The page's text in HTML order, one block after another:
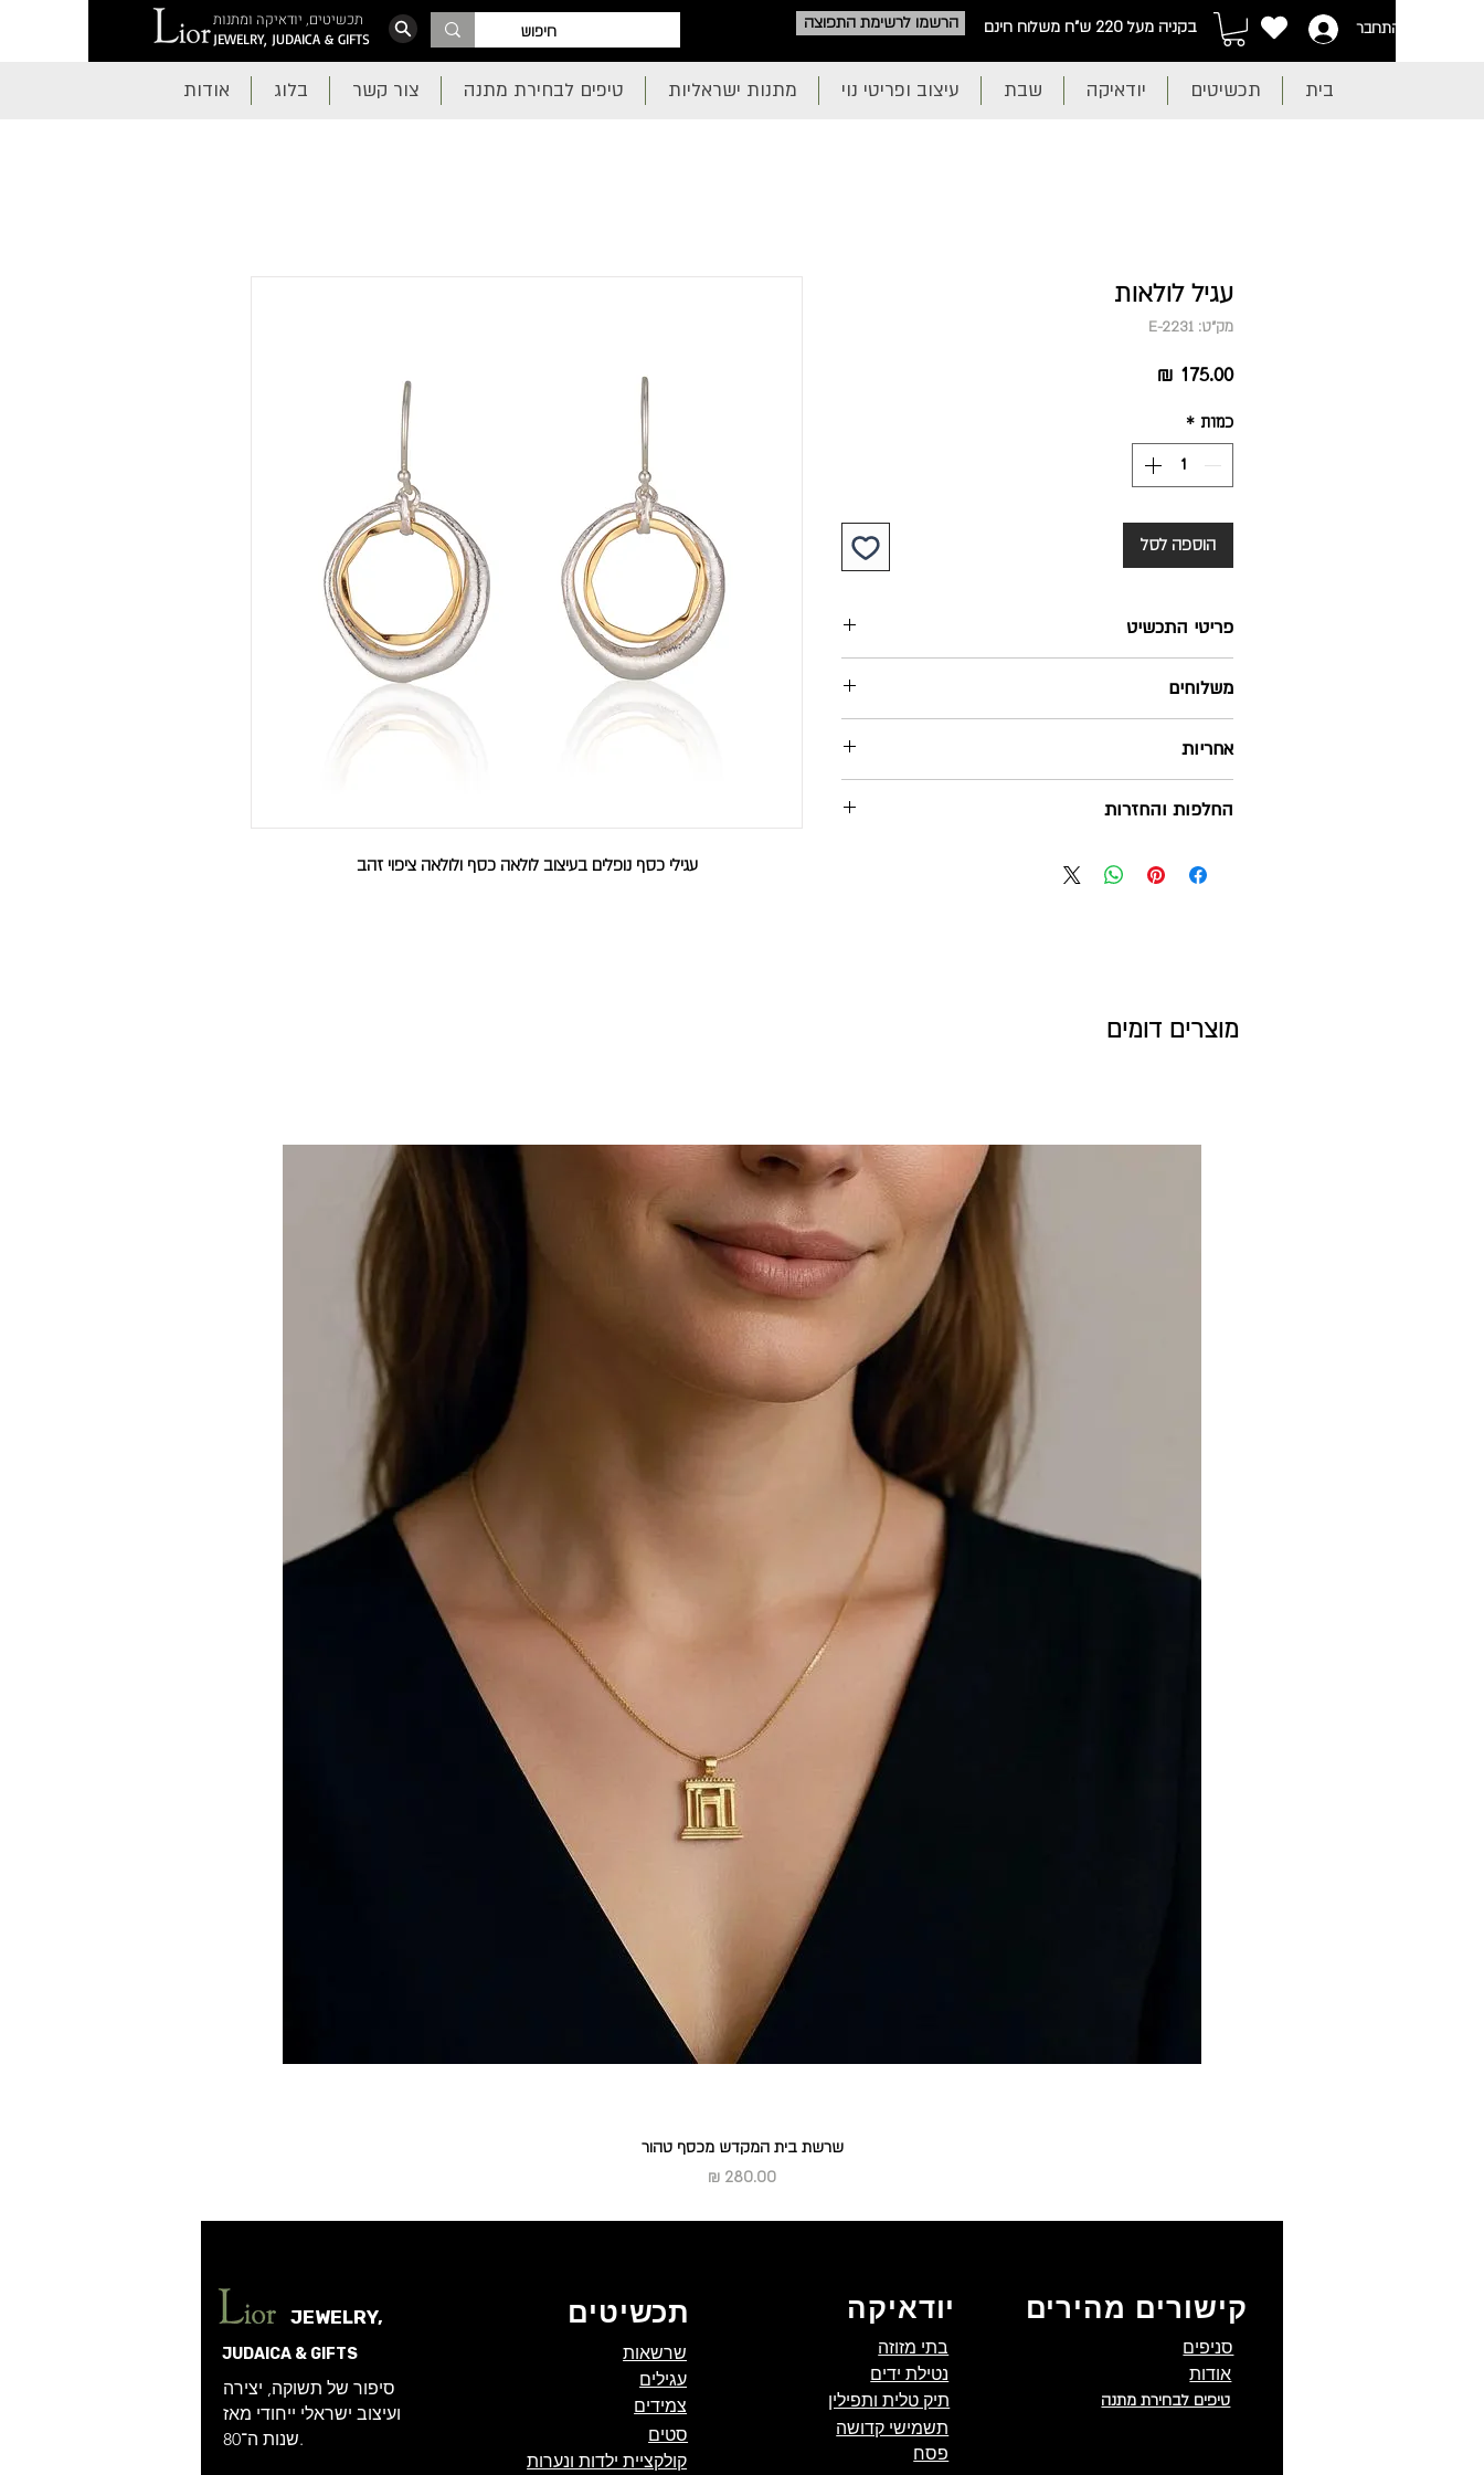
תכשיטים, יודאיקה ומתנות
JEWELRY, JUDAICA & GIFTS
הרשמו לרשימת התפוצה בקניה מעל 220 ש"ח משלוח חינם התחבר
בית תכשיטים יודאיקה שבת עיצוב ופריטי נוי מתנות ישראליות טיפים לבחירת מתנה צור קשר בלוג אודות
עגילי כסף נופלים בעיצוב לולאה כסף ולולאה ציפוי זהב
עגיל לולאות
מק"ט: E-2231
כמות *
הוספה לסל
פריטי התכשיט
העגיל עשוי מכסף סטרלינג 925
אורך עגיל: 2.2 ס"מ, רוחב עגיל: 2 ס"מ
הפריט מגיע עם אחריות לשנה וארוז למתנה.
משלוחים
בלבד
זמן משלוח: בין 3-6 ימי עסקים מיום המשלוח
דואר רשום- 15 ש"ח
אחריות
יש לשמור על הקבלה/ פתק החלפה על מנת להציגה במקרה
האחריות אינה תקפה במקרים של שריטות, שברים או אובדן.
החלפות והחזרות
יום, בדואר חוזר או בחנויות שלנו, בתנאי שלא נעשה בהם
מוצרים דומים
שרשת בית המקדש מכסף טהור
מחיר
JEWELRY,
JUDAICA & GIFTS
סיפור של תשוקה, יצירה
ועיצוב ישראלי ייחודי מאז
שנות ה־80.
תכשיטים
שרשאות
עגילים
צמידים
סטים
קולקציית ילדות ונערות
יודאיקה
בתי מזוזה
נטילת ידים
תיק טלית ותפילין
תשמישי קדושה
פסח
קישורים מהירים
סניפים
אודות
טיפים לבחירת מתנה